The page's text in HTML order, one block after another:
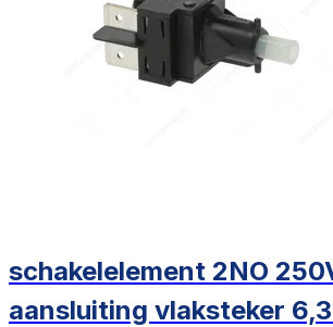
schakelelement 2NO
aansluiting vlaksteker